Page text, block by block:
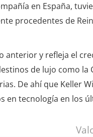
en España,
procedentes de
anterior y refleja el
de lujo como la
De ahí que Keller
en tecnología en los